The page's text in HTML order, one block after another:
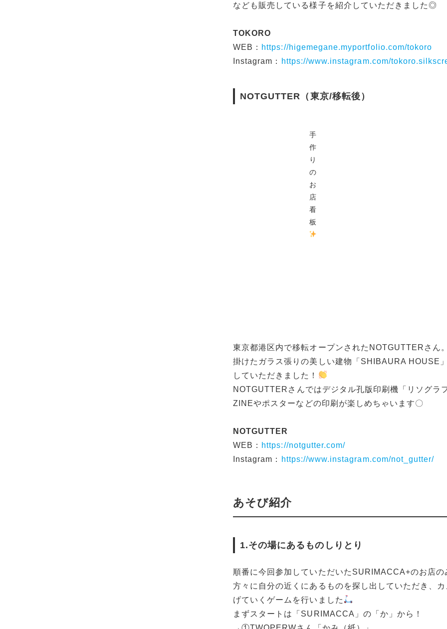
なども販売している様子を紹介していただきました◎
TOKORO
WEB： https://higemegane.myportfolio.com/tokoro
Instagram：
https://www.instagram.com/
NOTGUTTER（東京/移転後）
手
作
り
の
お
店
看
板
東京都港区内で移転オープンされたNOTGUTTERさん
掛けたガラス張りの美しい建物「SHIBAURA HOUSE
していただきました！
NOTGUTTERさんではデジタル孔版印刷機「リソグラ
ZINEやポスターなどの印刷が楽しめちゃいます〇
NOTGUTTER
WEB： https://notgutter.com/
Instagram：
https://www.instagram.com/not_gutter/
あそび紹介
1.その場にあるものしりとり
順番に今回参加していただいたSURIMACCA+のお店
方々に自分の近くにあるものを探し出していただき、
げていくゲームを行いました
まずスタートは「SURIMACCA」の「か」から！